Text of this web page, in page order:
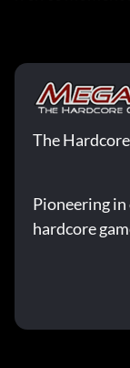
The
Pioneering
hardcore